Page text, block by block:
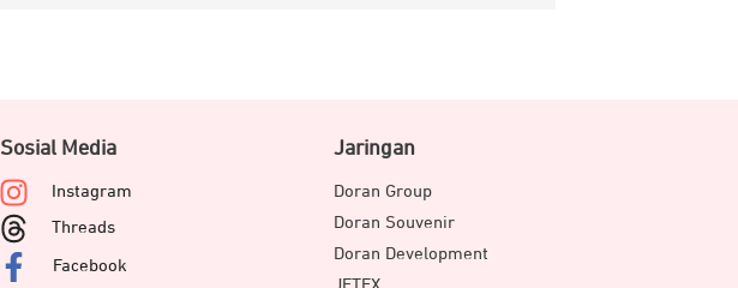
Sosial Media
Instagram
Threads
Facebook
Jaringan
Doran Group
Doran Souvenir
Doran Development